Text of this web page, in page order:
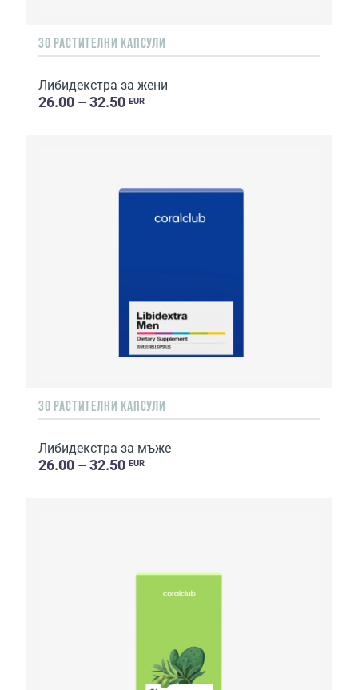
30 РАСТИТЕЛНИ КАПСУЛИ
Либидекстра за жени
26.00 – 32.50 EUR
30 РАСТИТЕЛНИ КАПСУЛИ
Либидекстра за мъже
26.00 – 32.50 EUR